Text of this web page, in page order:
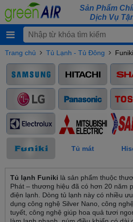
Sản Phẩm
Dịch Vụ
Trang chủ Tủ Lạnh - Tủ Đông Funiki
Tủ mát
Tủ lạnh Funiki là sản phẩm thuộc
Phát – thương hiệu đã có hơn 20 năm
điện lạnh. Dòng tủ lạnh này có nhiều
dụng công nghệ Silver Nano, công
tuyết, công nghệ giúp hoa quả tươi